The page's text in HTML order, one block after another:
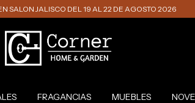
SALON JALISCO DEL 19 AL 22 DE AGOSTO 2026
FRAGANCIAS MUEBLES